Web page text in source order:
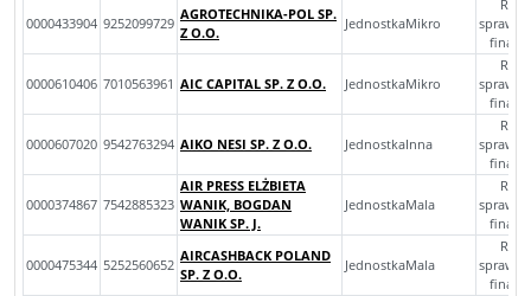
0000433904 9252099729
AGROTECHNIKA-POL SP.
Z O.O.
JednostkaMikro
0000610406 7010563961 AIC CAPITAL SP. Z O.O. JednostkaMikro
0000607020 9542763294 AIKO NESI SP. Z O.O. JednostkaInna
0000374867 7542885323
AIR PRESS ELŻBIETA
WANIK, BOGDAN
WANIK SP. J.
JednostkaMala
0000475344 5252560652
AIRCASHBACK POLAND
SP. Z O.O.
JednostkaMala